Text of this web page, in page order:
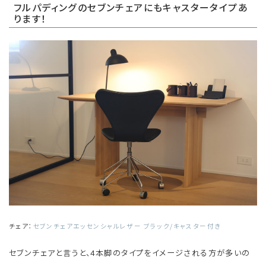
フルパディングのセブンチェアにもキャスタータイプあ
ります！
チェア： セブンチェアエッセンシャルレザー ブラック/キャスター付き
セブンチェアと言うと、4本脚のタイプをイメージされる方が多いの